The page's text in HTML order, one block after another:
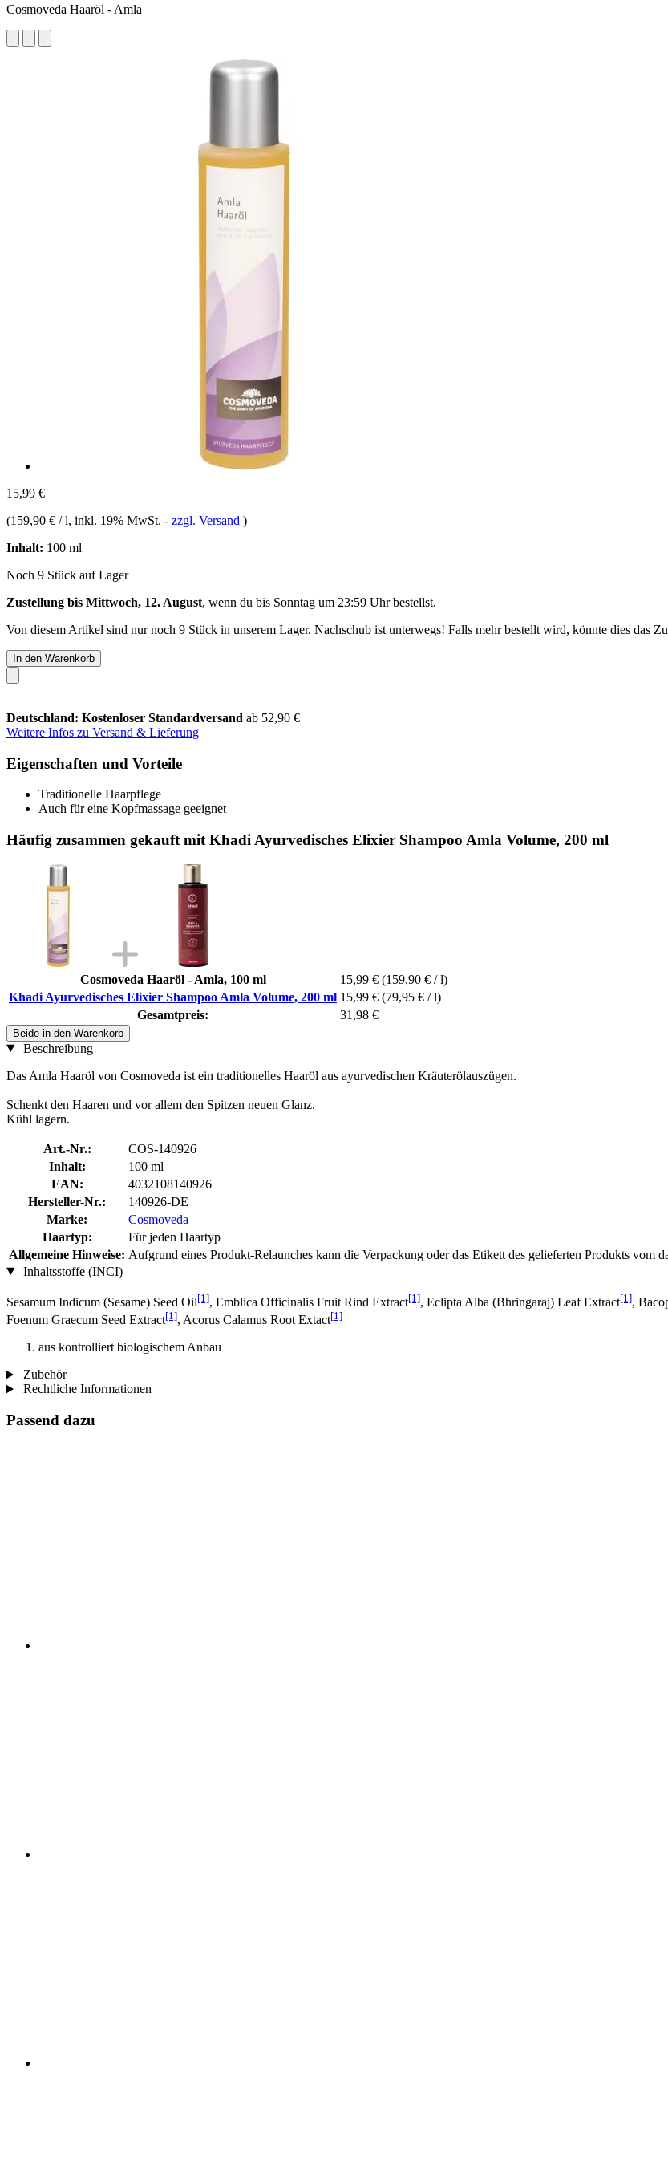
Cosmoveda Haaröl - Amla
15,99 €
(159,90 € / l, inkl. 19% MwSt. - zzgl. Versand )
Inhalt: 100 ml
Noch 9 Stück auf Lager
Zustellung bis Mittwoch, 12. August, wenn du bis Sonntag um 23:59 Uhrbestellst.
Von diesem Artikel sind nur noch 9 Stück in unserem Lager. Nachschub ist unterwegs! Falls mehr bestellt wird, könnte dies das
In den Warenkorb
Deutschland: Kostenloser Standardversand ab 52,90 €
Weitere Infos zu Versand & Lieferung
Eigenschaften und Vorteile
Traditionelle Haarpflege
Auch für eine Kopfmassage geeignet
Häufig zusammen gekauft mit Khadi Ayurvedisches Elixier Shampoo Amla Volume, 200 ml
Cosmoveda Haaröl - Amla, 100 ml 15,99 € (159,90 € / l)
Khadi Ayurvedisches Elixier Shampoo Amla Volume, 200 ml 15,99 € (79,95 € / l)
Gesamtpreis:
31,98 €
Beide in den Warenkorb
Beschreibung
Das Amla Haaröl von Cosmoveda ist ein traditionelles Haaröl aus ayurvedischen Kräuterölauszügen.
Schenkt den Haaren und vor allem den Spitzen neuen Glanz.
Kühl lagern.
Art.-Nr.:
COS-140926
Inhalt:
100 ml
EAN:
4032108140926
Hersteller-Nr.:
140926-DE
Marke:
Cosmoveda
Haartyp:
Für jeden Haartyp
Allgemeine Hinweise: Aufgrund eines Produkt-Relaunches kann die Verpackung oder das Etikett des gelieferten Produkts vom
Inhaltsstoffe (INCI)
Sesamum Indicum (Sesame) Seed Oil[1], Emblica Officinalis Fruit Rind Extract[1], Eclipta Alba (Bhringaraj) Leaf Extract[1],
Foenum Graecum Seed Extract[1], Acorus Calamus Root Extact[1]
aus kontrolliert biologischem Anbau
Zubehör
Rechtliche Informationen
Passend dazu